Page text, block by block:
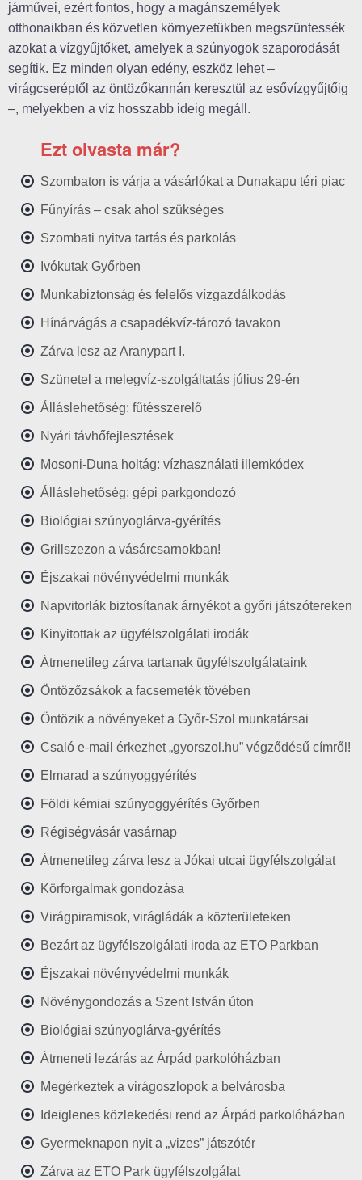
járművei, ezért fontos, hogy a magánszemélyek
otthonaikban és közvetlen környezetükben megszüntessék
azokat a vízgyűjtőket, amelyek a szúnyogok szaporodását
segítik. Ez minden olyan edény, eszköz lehet –
virágcseréptől az öntözőkannán keresztül az esővízgyűjtőig
–, melyekben a víz hosszabb ideig megáll.
Ezt olvasta már?
Szombaton is várja a vásárlókat a Dunakapu téri piac
Fűnyírás – csak ahol szükséges
Szombati nyitva tartás és parkolás
Ivókutak Győrben
Munkabiztonság és felelős vízgazdálkodás
Hínárvágás a csapadékvíz-tározó tavakon
Zárva lesz az Aranypart I.
Szünetel a melegvíz-szolgáltatás július 29-én
Álláslehetőség: fűtésszerelő
Nyári távhőfejlesztések
Mosoni-Duna holtág: vízhasználati illemkódex
Álláslehetőség: gépi parkgondozó
Biológiai szúnyoglárva-gyérítés
Grillszezon a vásárcsarnokban!
Éjszakai növényvédelmi munkák
Napvitorlák biztosítanak árnyékot a győri játszótereken
Kinyitottak az ügyfélszolgálati irodák
Átmenetileg zárva tartanak ügyfélszolgálataink
Öntözőzsákok a facsemeték tövében
Öntözik a növényeket a Győr-Szol munkatársai
Csaló e-mail érkezhet „gyorszol.hu” végződésű címről!
Elmarad a szúnyoggyérítés
Földi kémiai szúnyoggyérítés Győrben
Régiségvásár vasárnap
Átmenetileg zárva lesz a Jókai utcai ügyfélszolgálat
Körforgalmak gondozása
Virágpiramisok, virágládák a közterületeken
Bezárt az ügyfélszolgálati iroda az ETO Parkban
Éjszakai növényvédelmi munkák
Növénygondozás a Szent István úton
Biológiai szúnyoglárva-gyérítés
Átmeneti lezárás az Árpád parkolóházban
Megérkeztek a virágoszlopok a belvárosba
Ideiglenes közlekedési rend az Árpád parkolóházban
Gyermeknapon nyit a „vizes” játszótér
Zárva az ETO Park ügyfélszolgálat